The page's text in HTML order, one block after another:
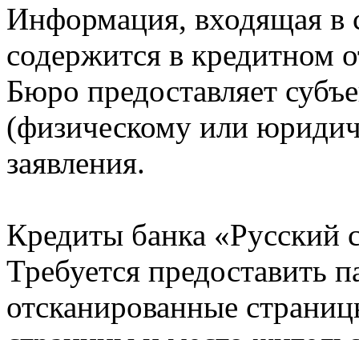
Информация, входящая в
содержится в кредитном
Бюро предоставляет
(физическому или
заявления.
Кредиты банка «Русский
Требуется предоставить
отсканированные